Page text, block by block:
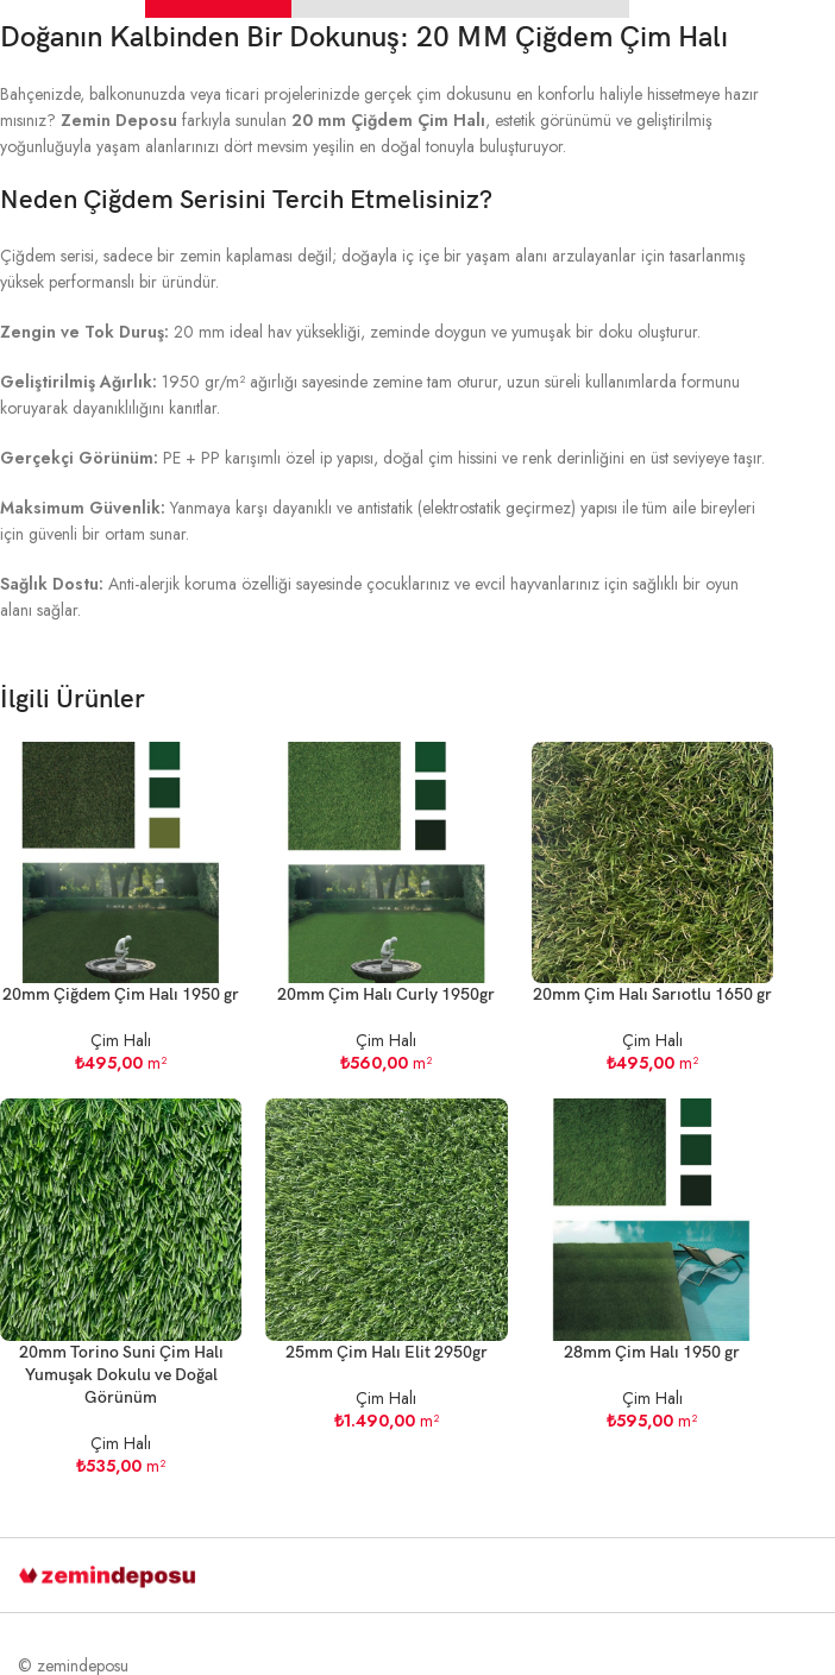
Doğanın Kalbinden Bir Dokunuş: 20 MM Çiğdem Çim Halı
Bahçenizde, balkonunuzda veya ticari projelerinizde gerçek çim dokusunu en konforlu haliyle hissetmeye hazır
mısınız? Zemin Deposu farkıyla sunulan 20 mm Çiğdem Çim Halı, estetik görünümü ve geliştirilmiş
yoğunluğuyla yaşam alanlarınızı dört mevsim yeşilin en doğal tonuyla buluşturuyor.
Neden Çiğdem Serisini Tercih Etmelisiniz?
Çiğdem serisi, sadece bir zemin kaplaması değil; doğayla iç içe bir yaşam alanı arzulayanlar için tasarlanmış
yüksek performanslı bir üründür.
Zengin ve Tok Duruş: 20 mm ideal hav yüksekliği, zeminde doygun ve yumuşak bir doku oluşturur.
Geliştirilmiş Ağırlık: 1950 gr/m² ağırlığı sayesinde zemine tam oturur, uzun süreli kullanımlarda formunu
koruyarak dayanıklılığını kanıtlar.
Gerçekçi Görünüm: PE + PP karışımlı özel ip yapısı, doğal çim hissini ve renk derinliğini en üst seviyeye taşır.
Maksimum Güvenlik: Yanmaya karşı dayanıklı ve antistatik (elektrostatik geçirmez) yapısı ile tüm aile bireyleri
için güvenli bir ortam sunar.
Sağlık Dostu: Anti-alerjik koruma özelliği sayesinde çocuklarınız ve evcil hayvanlarınız için sağlıklı bir oyun
alanı sağlar.
İlgili Ürünler
20mm Çiğdem Çim Halı 1950 gr
Çim Halı
₺495,00 m²
20mm Çim Halı Curly 1950gr
Çim Halı
₺560,00 m²
20mm Çim Halı Sarıotlu 1650 gr
Çim Halı
₺495,00m²
20mm Torino Suni Çim Halı
Yumuşak Dokulu ve Doğal
Görünüm
Çim Halı
₺535,00 m²
25mm Çim Halı Elit 2950gr
Çim Halı
₺1.490,00m²
28mm Çim Halı 1950 gr
Çim Halı
₺595,00 m²
© zemindeposu